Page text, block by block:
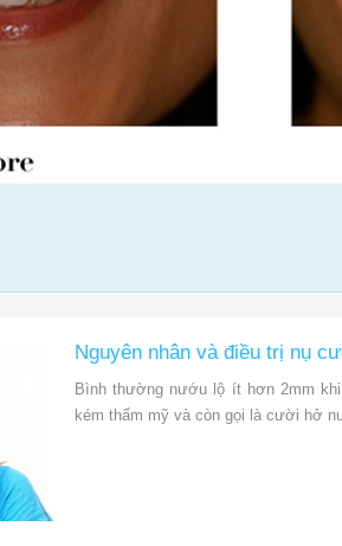
Nguyên nhân và điều trị nụ
Bình thường nướu lộ ít hơn 2mm
kém thẩm mỹ và còn gọi là cười hở